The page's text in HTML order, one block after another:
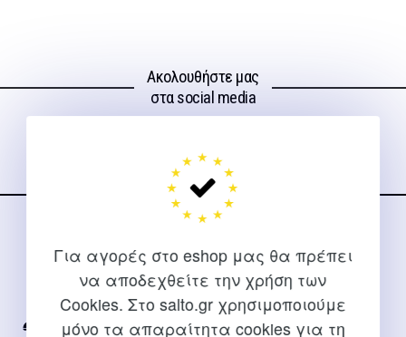
Για αγορές στο eshop μας θα πρέπει
να αποδεχθείτε την χρήση των
Cookies. Στο salto.gr χρησιμοποιούμε
μόνο τα απαραίτητα cookies για τη
Ακολουθήστε μας
στα social media
Για διευκρινίσεις και υποστήριξη παραγγελιών μέσω του
Internet
2310 267108